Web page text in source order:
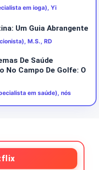
em ioga), Yi
Um Guia Abrangente
M.S., RD
De Saúde
No Campo De Golfe: O
em saúde), nós